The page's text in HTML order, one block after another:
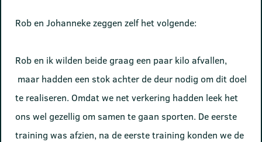
Rob en Johanneke zeggen zelf het volgende:
Rob en ik wilden beide graag een paar kilo afvallen,
maar hadden een stok achter de deur nodig om dit doel
te realiseren. Omdat we net verkering hadden leek het
ons wel gezellig om samen te gaan sporten. De eerste
training was afzien, na de eerste training konden we de